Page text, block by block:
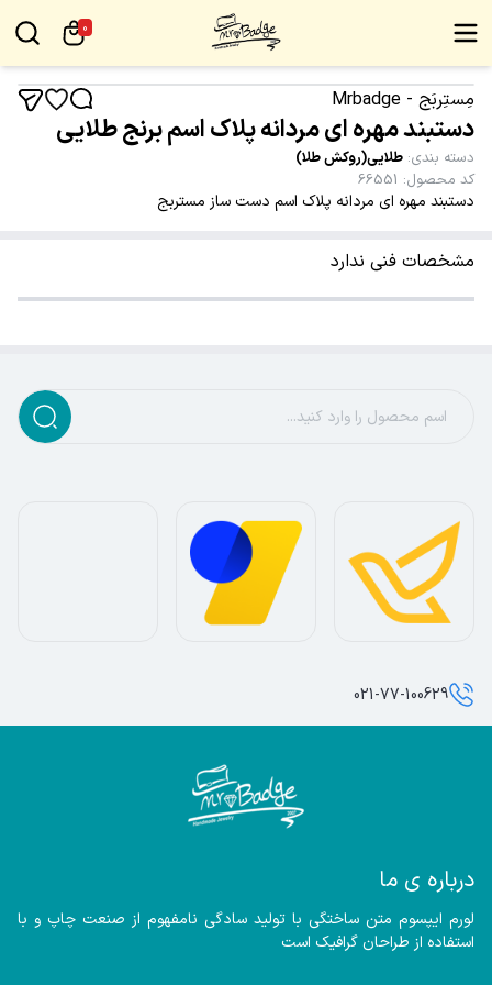
0
مِستِربَج - Mrbadge
دستبند مهره ای مردانه پلاک اسم برنج طلایی
دسته بندی: طلایی(روکش طلا)
کد محصول:
66551
دستبند مهره ای مردانه پلاک اسم دست ساز مستربج
مشخصات فنی ندارد
درباره ی ما
استفاده از طراحان گرافیک است
021-77-100629